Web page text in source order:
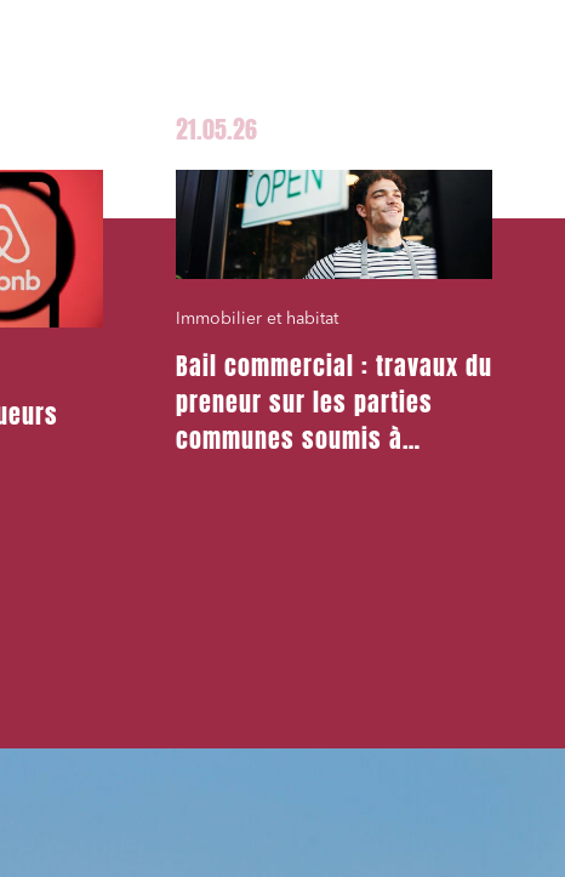
21.05.26
Immobilier et habitat
Bail commercial : travaux du
preneur sur les parties
communes soumis à